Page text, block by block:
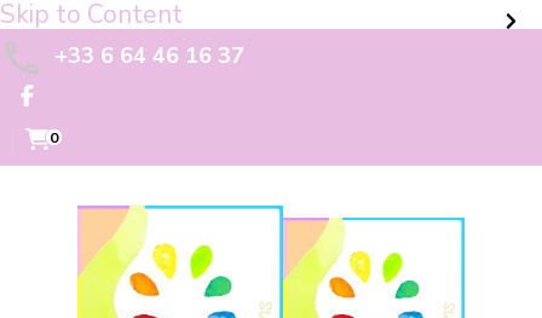
Skip to Content
+33 6 64 46 16 37
0